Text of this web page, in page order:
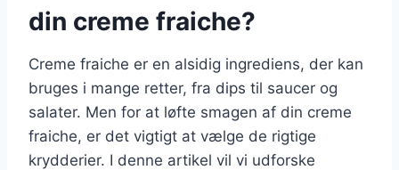
din creme fraiche?
Creme fraiche er en alsidig ingrediens, der kan
bruges i mange retter, fra dips til saucer og
salater. Men for at løfte smagen af din creme
fraiche, er det vigtigt at vælge de rigtige
krydderier. I denne artikel vil vi udforske